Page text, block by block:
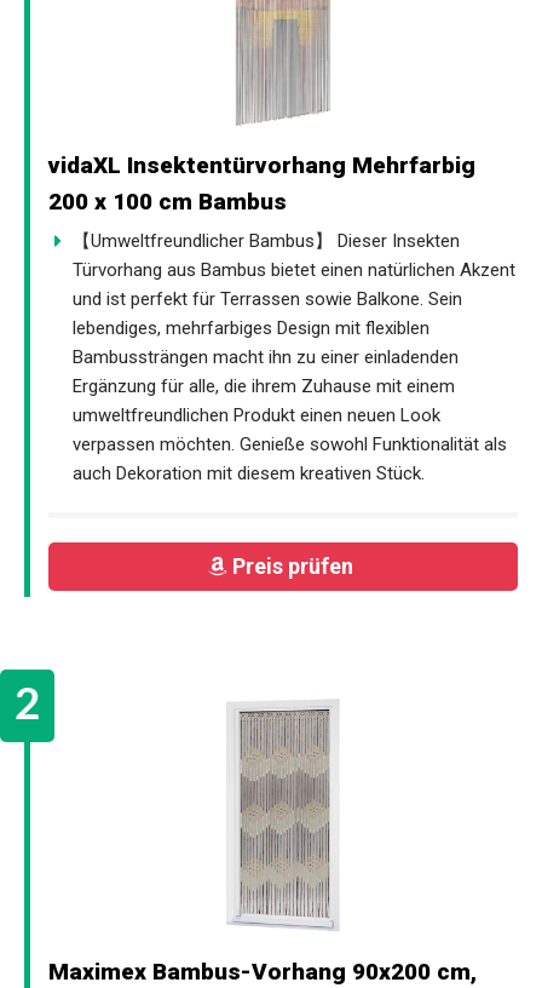
vidaXL Insektentürvorhang Mehrfarbig
200 x 100 cm Bambus
【Umweltfreundlicher Bambus】 Dieser Insekten
Türvorhang aus Bambus bietet einen natürlichen Akzent
und ist perfekt für Terrassen sowie Balkone. Sein
lebendiges, mehrfarbiges Design mit flexiblen
Bambussträngen macht ihn zu einer einladenden
Ergänzung für alle, die ihrem Zuhause mit einem
umweltfreundlichen Produkt einen neuen Look
verpassen möchten. Genieße sowohl Funktionalität als
auch Dekoration mit diesem kreativen Stück.
Preis prüfen
Maximex Bambus-Vorhang 90x200 cm,